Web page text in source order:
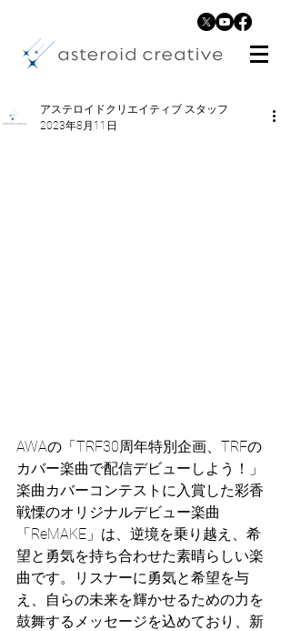
アステロイドクリエイティブ スタッフ
2023年8月11日
AWAの「TRF30周年特別企画、TRFの
カバー楽曲で配信デビューしよう！」
楽曲カバーコンテストに入賞した彩香
戦慄のオリジナルデビュー楽曲
「ReMAKE」は、逆境を乗り越え、希
望と勇気を持ち合わせた素晴らしい楽
曲です。リスナーに勇気と希望を与
え、自らの未来を輝かせるための力を
鼓舞するメッセージを込めており、新